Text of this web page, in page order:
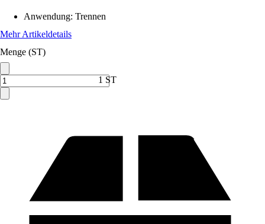
Anwendung: Trennen
Mehr Artikeldetails
Menge (ST)
1 ST